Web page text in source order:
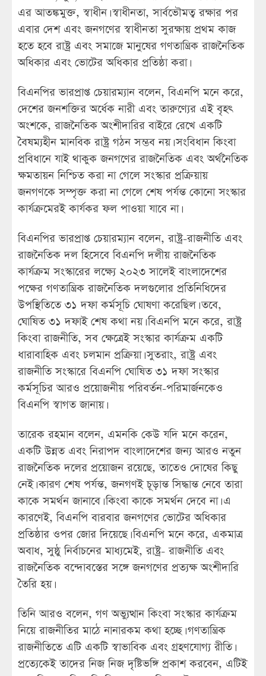
এর আতঙ্কমুক্ত, স্বাধীন। স্বাধীনতা, সার্বভৌমত্ব রক্ষার পর
এবার দেশ এবং জনগণের স্বাধীনতা সুরক্ষায় প্রথম কাজ
হতে হবে রাষ্ট্র এবং সমাজে মানুষের গণতান্ত্রিক রাজনৈতিক
অধিকার এবং ভোটের অধিকার প্রতিষ্ঠা করা।
বিএনপির ভারপ্রাপ্ত চেয়ারম্যান বলেন, বিএনপি মনে করে,
দেশের জনশক্তির অর্ধেক নারী এবং তারুণ্যের এই বৃহৎ
অংশকে, রাজনৈতিক অংশীদারির বাইরে রেখে একটি
বৈষম্যহীন মানবিক রাষ্ট্র গঠন সম্ভব নয়। সংবিধান কিংবা
প্রবিধানে যাই থাকুক জনগণের রাজনৈতিক এবং অর্থনৈতিক
ক্ষমতায়ন নিশ্চিত করা না গেলে সংস্কার প্রক্রিয়ায়
জনগণকে সম্পৃক্ত করা না গেলে শেষ পর্যন্ত কোনো সংস্কার
কার্যক্রমেরই কার্যকর ফল পাওয়া যাবে না।
বিএনপির ভারপ্রাপ্ত চেয়ারম্যান বলেন, রাষ্ট্র-রাজনীতি এবং
রাজনৈতিক দল হিসেবে বিএনপি দলীয় রাজনৈতিক
কার্যক্রম সংস্কারের লক্ষ্যে ২০২৩ সালেই বাংলাদেশের
পক্ষের গণতান্ত্রিক রাজনৈতিক দলগুলোর প্রতিনিধিদের
উপস্থিতিতে ৩১ দফা কর্মসূচি ঘোষণা করেছিল। তবে,
ঘোষিত ৩১ দফাই শেষ কথা নয়। বিএনপি মনে করে, রাষ্ট্র
কিংবা রাজনীতি, সব ক্ষেত্রেই সংস্কার কার্যক্রম একটি
ধারাবাহিক এবং চলমান প্রক্রিয়া। সুতরাং, রাষ্ট্র এবং
রাজনীতি সংস্কারে বিএনপি ঘোষিত ৩১ দফা সংস্কার
কর্মসূচির আরও প্রয়োজনীয় পরিবর্তন-পরিমার্জনকেও
বিএনপি স্বাগত জানায়।
তারেক রহমান বলেন, এমনকি কেউ যদি মনে করেন,
একটি উন্নত এবং নিরাপদ বাংলাদেশের জন্য আরও নতুন
রাজনৈতিক দলের প্রয়োজন রয়েছে, তাতেও দোষের কিছু
নেই। কারণ শেষ পর্যন্ত, জনগণই চূড়ান্ত সিদ্ধান্ত নেবে তারা
কাকে সমর্থন জানাবে। কিংবা কাকে সমর্থন দেবে না। এ
কারণেই, বিএনপি বারবার জনগণের ভোটের অধিকার
প্রতিষ্ঠার ওপর জোর দিয়েছে। বিএনপি মনে করে, একমাত্র
অবাধ, সুষ্ঠু নির্বাচনের মাধ্যমেই, রাষ্ট্র- রাজনীতি এবং
রাজনৈতিক বন্দোবস্তের সঙ্গে জনগণের প্রত্যক্ষ অংশীদারি
তৈরি হয়।
তিনি আরও বলেন, গণ অভ্যুত্থান কিংবা সংস্কার কার্যক্রম
নিয়ে রাজনীতির মাঠে নানারকম কথা হচ্ছে। গণতান্ত্রিক
রাজনীতিতে এটি একটি স্বাভাবিক এবং গ্রহণযোগ্য রীতি।
প্রত্যেকেই তাদের নিজ নিজ দৃষ্টিভঙ্গি প্রকাশ করবেন, এটিই